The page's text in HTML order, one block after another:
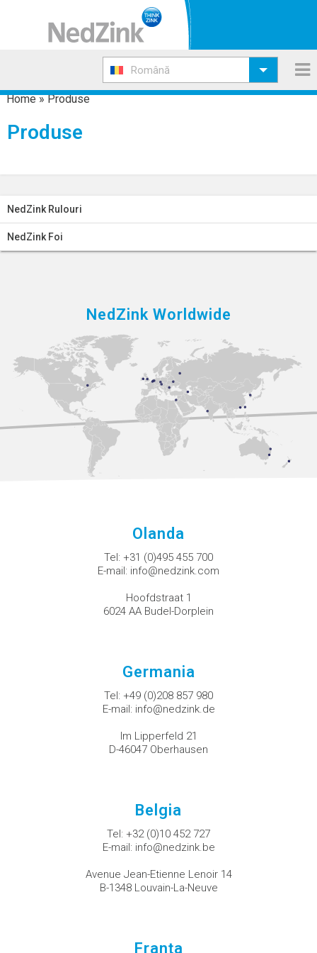
Română
Home»Produse
Produse
NedZink Rulouri
NedZink Foi
NedZink Worldwide
Olanda
Tel: +31 (0)495 455 700
E-mail: info@nedzink.com
Hoofdstraat 1
6024 AA Budel-Dorplein
Germania
Tel: +49 (0)208 857 980
E-mail: info@nedzink.de
Im Lipperfeld 21
D-46047 Oberhausen
Belgia
Tel: +32 (0)10 452 727
E-mail: info@nedzink.be
Avenue Jean-Etienne Lenoir 14
B-1348 Louvain-La-Neuve
Franţa